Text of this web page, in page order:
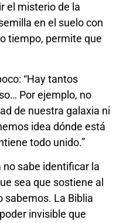
el misterio de la
en el suelo con
tiempo, permite que
“Hay tantos
Por ejemplo, no
de nuestra galaxia ni
idea dónde está
todo unido.”
no sabe identificar la
sea que sostiene al
sabemos. La Biblia
invisible que